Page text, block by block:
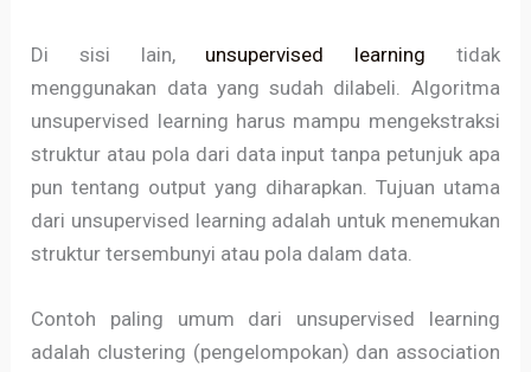
Di sisi lain, unsupervised learning tidak
menggunakan data yang sudah dilabeli. Algoritma
unsupervised learning harus mampu mengekstraksi
struktur atau pola dari data input tanpa petunjuk apa
pun tentang output yang diharapkan. Tujuan utama
dari unsupervised learning adalah untuk menemukan
struktur tersembunyi atau pola dalam data.
Contoh paling umum dari unsupervised learning
adalah clustering (pengelompokan) dan association